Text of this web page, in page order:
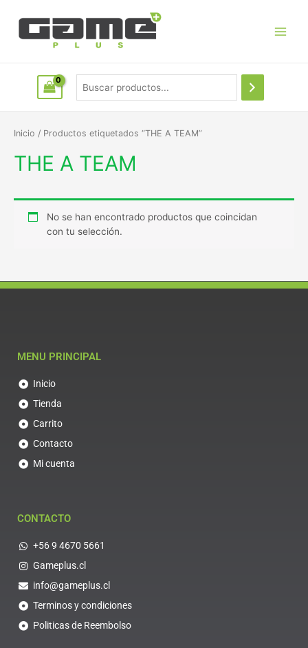
Inicio / Productos etiquetados “THE A TEAM”
THE A TEAM
No se han encontrado productos que coincidan
con tu selección.
MENU PRINCIPAL
Inicio
Tienda
Carrito
Contacto
Mi cuenta
CONTACTO
+56 9 4670 5661
Gameplus.cl
info@gameplus.cl
Terminos y condiciones
Politicas de Reembolso